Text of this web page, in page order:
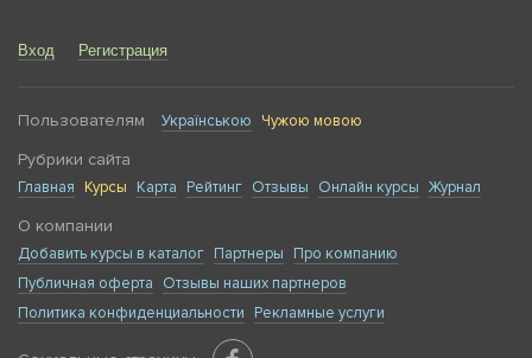
Вход Регистрация
Пользователям Українською Чужою мовою
Рубрики сайта
Главная Курсы Карта Рейтинг Отзывы Онлайн курсы Журнал
О компании
Добавить курсы в каталог Партнеры
Про компанию
Публичная оферта
Отзывы наших партнеров
Политика конфиденциальности
Рекламные услуги